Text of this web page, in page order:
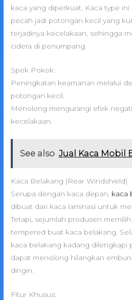
kaca yang diperkuat. Kaca type
pecah jadi potongan kecil yang
terjadinya kecelakaan, sehingga
cidera di penumpang.
Spek Pokok:
Peningkatan keamanan melalui
potongan kecil.
Menolong mengurangi efek
kecelakaan.
See also Jual Kaca Mobil
Kaca Belakang (Rear Windshield)
Serupa dengan kaca depan, kaca
dibuat dari kaca laminasi untuk
Tetapi, sejumlah produsen
tempered buat kaca belakang.
kaca belakang kadang dilengkapi
dapat menolong hilangkan
dingin.
Fitur Khusus: